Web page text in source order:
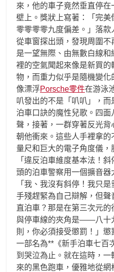
來，他的車子竟然垂直停
壁上。獎狀上寫著：「完
零零零零九度偏差。」落
從車窗探出頭，發現周圍
是一望無際、由無數白線
裡的空氣聞起來像是新買
物，而重力似乎是隨機變
像漂浮Porsche零件在游泳
叭發出的不是「叭叭」，
泊車口訣的魔性兒歌。四
聲，接著，一群穿著反光
朝他衝來。這些人手裡拿的
量尺和巨大的電子角度儀，
「違反泊車維度基本法！
頭的泊車警察用一個擴音器
「我、我沒有斜停！我只
手殘趕緊為自己辯解，但
直泊車？那是在第三次元
與停車線的夾角是——八十
則，你必須接受懲罰！」
一部名為**《新手泊車七百
到哭泣為止。就在這時，
來的黑色跑車，優雅地從